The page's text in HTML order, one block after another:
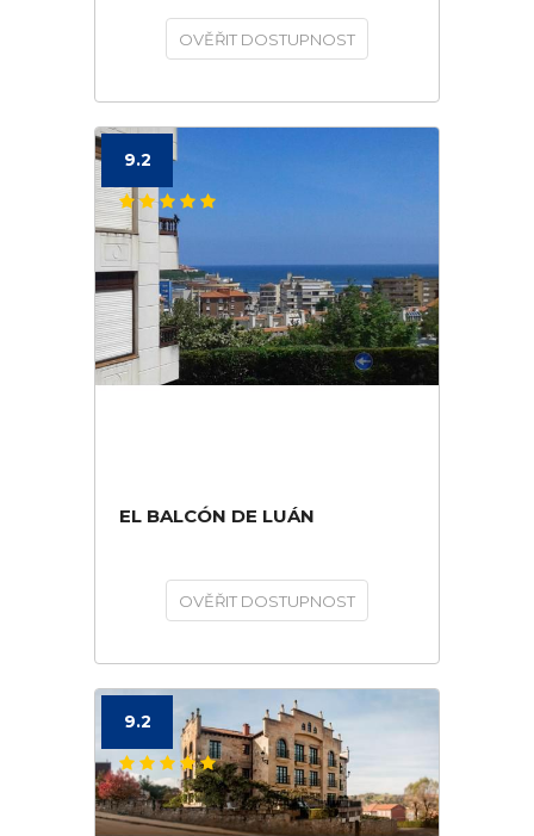
OVĚŘIT DOSTUPNOST
9.2
EL BALCÓN DE LUÁN
OVĚŘIT DOSTUPNOST
9.2